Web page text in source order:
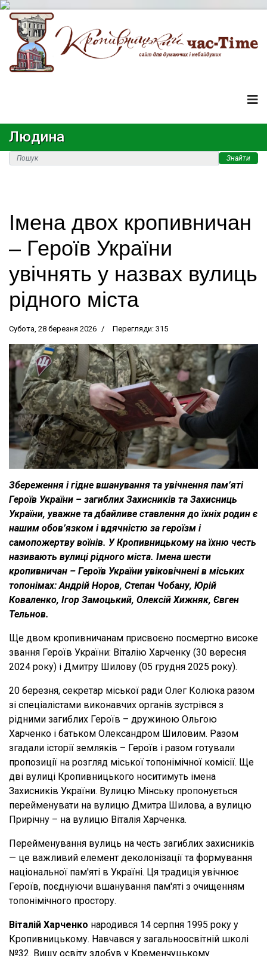
Людина
Знайти
Імена двох кропивничан
– Героїв України
увічнять у назвах вулиць
рідного міста
Субота, 28 березня 2026 Перегляди: 315
Збереження і гідне вшанування та увічнення пам’яті
Героїв України – загиблих Захисників та Захисниць
України, уважне та дбайливе ставлення до їхніх родин є
нашим обов’язком і вдячністю за героїзм і
самопожертву воїнів. У Кропивницькому на їхню честь
називають вулиці рідного міста. Імена шести
кропивничан – Героїв України увіковічнені в міських
топонімах: Андрій Норов, Степан Чобану, Юрій
Коваленко, Ігор Замоцький, Олексій Хижняк, Євген
Тельнов.
Ще двом кропивничанам присвоєно посмертно високе
звання Героїв України: Віталію Харченку (30 вересня
2024 року) і Дмитру Шилову (05 грудня 2025 року).
20 березня, секретар міської ради Олег Колюка разом
зі спеціалістами виконавчих органів зустрівся з
рідними загиблих Героїв – дружиною Ольгою
Харченко і батьком Олександром Шиловим. Разом
згадали історії земляків – Героїв і разом готували
пропозиції на розгляд міської топонімічної комісії. Ще
дві вулиці Кропивницького носитимуть імена
Захисників України. Вулицю Мінську пропонується
перейменувати на вулицю Дмитра Шилова, а вулицю
Прирічну – на вулицю Віталія Харченка.
Перейменування вулиць на честь загиблих захисників
— це важливий елемент деколонізації та формування
національної пам'яті в Україні. Ця традиція увічнює
Героїв, поєднуючи вшанування пам'яті з очищенням
топонімічного простору.
Віталій Харченко народився 14 серпня 1995 року у
Кропивницькому. Навчався у загальноосвітній школі
№32. Вищу освіту здобув у Кременчуцькому